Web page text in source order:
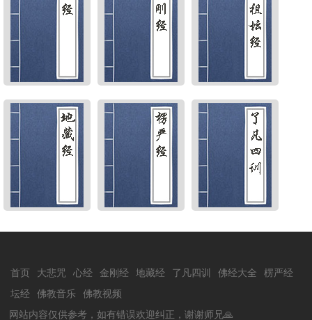
首页 大悲咒 心经 金刚经 地藏经 了凡四训 佛经大全 楞严经
坛经 佛教音乐 佛教视频
网站内容仅供参考，如有错误欢迎纠正，谢谢师兄🙏